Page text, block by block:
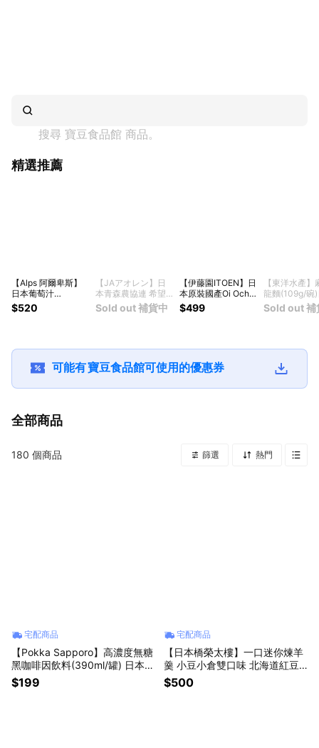
搜尋 寶豆食品館 商品。
精選推薦
【Alps 阿爾卑斯】
日本葡萄汁
1000ml(質感玻璃瓶
裝) 長野原裝進口
水果飲料 外國食品
盒 長輩送禮 生日禮
$520
【JAアオレン】日
本青森農協連 希望
の雫蘋果汁 100%純
天然原汁
榨取 新鮮水果飲料
的零 告白禮物 燭光
Sold out 補貨中
【伊藤園ITOEN】日
本原裝國產Oi Ocha
綠茶包 冷熱沖泡茶
溫涼開會茶葉 茶香
國外進口食品飲料
節禮物 過年送禮盒
$499
【東洋水產】
龍麵(109g/碗
原裝進口 碗麵
泡麵拉麵條
下午茶點心露
物 交換禮物
Sold out 補
可能有寶豆食品館可使用的優惠券
全部商品
180 個商品 篩選 熱門
宅配商品
【Pokka Sapporo】高濃度無糖
黑咖啡因飲料(390ml/罐) 日本原
裝進口食品 冰美式珈啡常溫保存
飲品 十二星座禮物 大學生室友
$199
宅配商品
【日本橋榮太樓】一口迷你煉羊
羹 小豆小倉雙口味 北海道紅豆
沙洋菜甜點心 外國進口食品 日
式百年拌手禮品 和菓子 辦公室
$500